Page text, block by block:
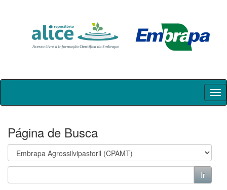
Skip
Página de Busca